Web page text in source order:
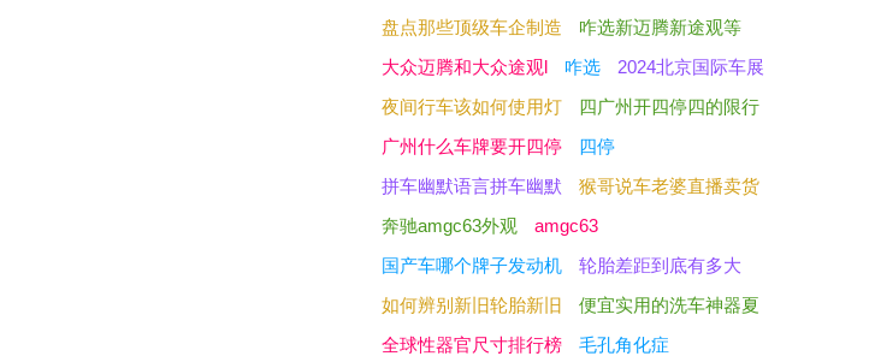
盘点那些顶级车企制造
咋选新迈腾新途观等
大众迈腾和大众途观l
咋选
2024北京国际车展
夜间行车该如何使用灯
四广州开四停四的限行
广州什么车牌要开四停
四停
拼车幽默语言拼车幽默
猴哥说车老婆直播卖货
奔驰amgc63外观
amgc63
国产车哪个牌子发动机
轮胎差距到底有多大
如何辨别新旧轮胎新旧
便宜实用的洗车神器夏
全球性器官尺寸排行榜
毛孔角化症